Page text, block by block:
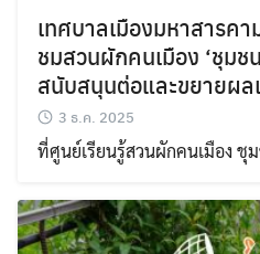
เทศบาลเมืองมหาสารคา
ชมสวนผักคนเมือง ‘ชุมช
สนับสนุนต่อและขยายผล
3 ธ.ค. 2025
ที่ศูนย์เรียนรู้สวนผักคนเมือง ชุ